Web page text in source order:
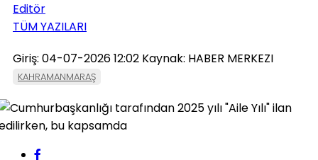
Editör
TÜM YAZILARI
Giriş: 04-07-2026 12:02 Kaynak: HABER MERKEZI
KAHRAMANMARAŞ